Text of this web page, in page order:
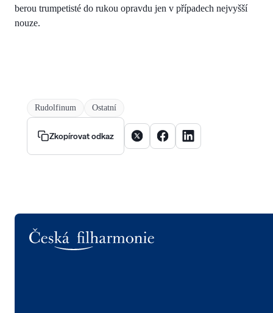
berou trumpetisté do rukou opravdu jen v případech nejvyšší
nouze.
Rudolfinum Ostatní
Zkopírovat odkaz Sdílet článek na X
Sdílet článek na Facebooku
Sdílet článek na